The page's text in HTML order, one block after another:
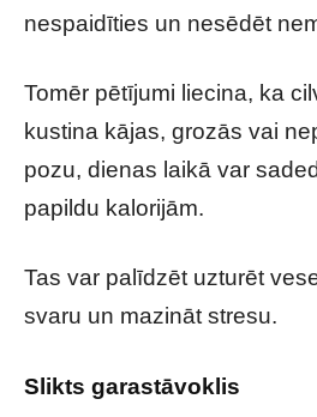
nespaidīties un nesēdēt
Tomēr pētījumi liecina, ka
kustina kājas, grozās vai
pozu, dienas laikā var
papildu kalorijām.
Tas var palīdzēt uzturēt
svaru un mazināt stresu.
Slikts garastāvoklis